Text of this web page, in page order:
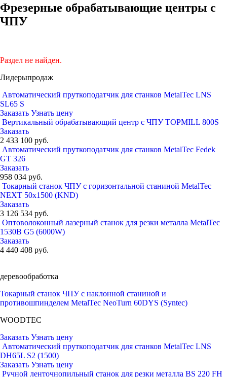
Фрезерные обрабатывающие центры с
ЧПУ
Раздел не найден.
Лидерыпродаж
Автоматический пруткоподатчик для станков MetalTec LNS
SL65 S
Заказать Узнать цену
Вертикальный обрабатывающий центр с ЧПУ TOPMILL 800S
Заказать
2 433 100 руб.
Автоматический пруткоподатчик для станков MetalTec Fedek
GT 326
Заказать
958 034 руб.
Токарный станок ЧПУ с горизонтальной станиной MetalTec
NEXT 50x1500 (KND)
Заказать
3 126 534 руб.
Оптоволоконный лазерный станок для резки металла MetalTec
1530B G5 (6000W)
Заказать
4 440 408 руб.
деревообработка
Токарный станок ЧПУ с наклонной станиной и
противошпинделем MetalTec NeoTurn 60DYS (Syntec)
WOODTEC
Заказать Узнать цену
Автоматический пруткоподатчик для станков MetalTec LNS
DH65L S2 (1500)
Заказать Узнать цену
Ручной ленточнопильный станок для резки металла BS 220 FH